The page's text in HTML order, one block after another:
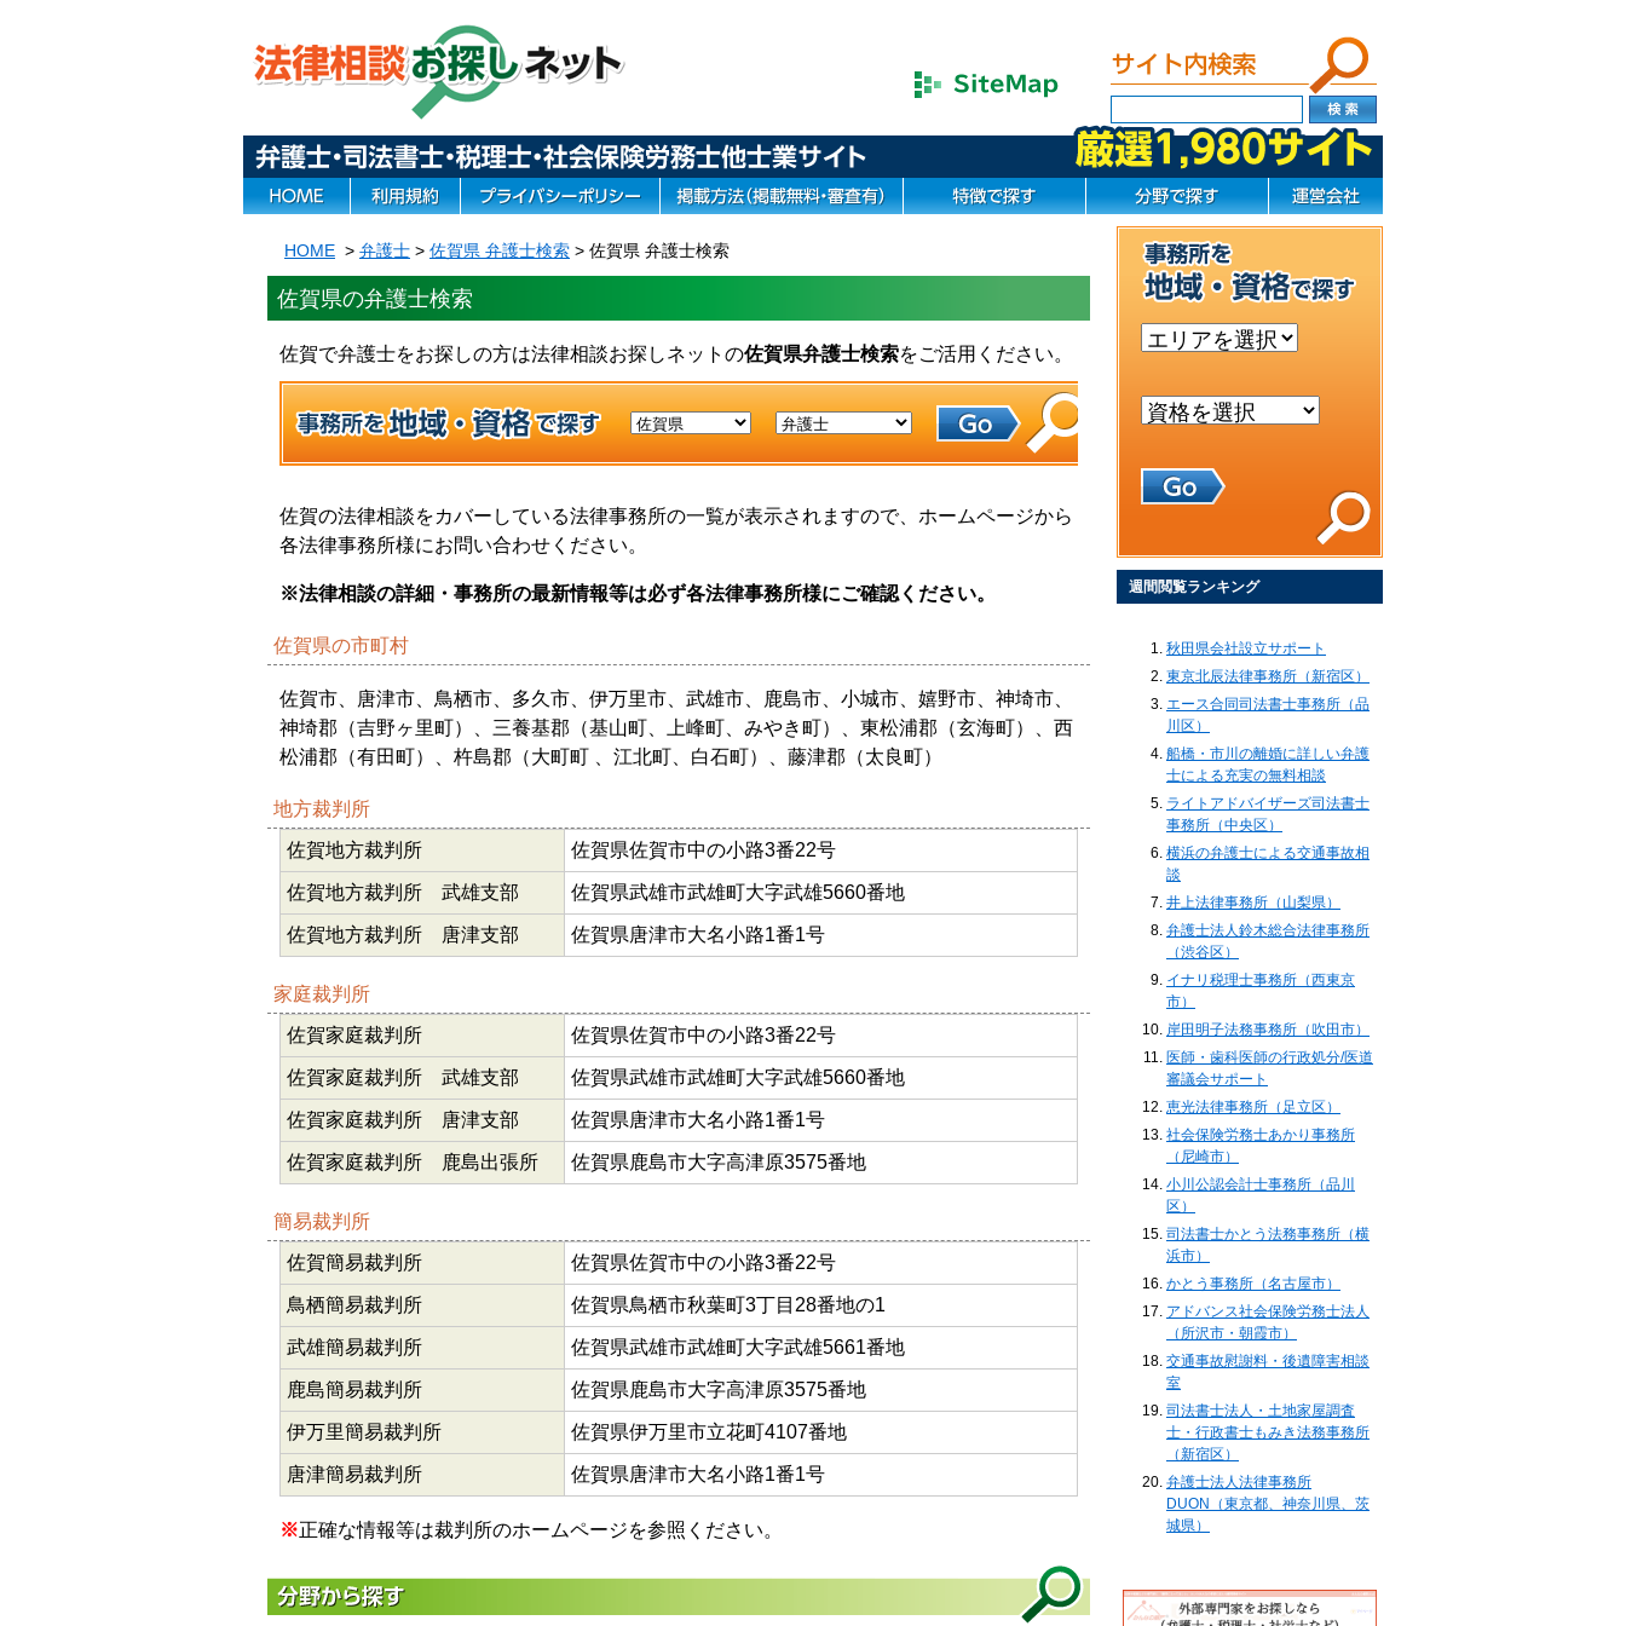
HOME > 弁護士 > 佐賀県 弁護士検索 > 佐賀県 弁護士検索
佐賀県の弁護士検索
佐賀で弁護士をお探しの方は法律相談お探しネットの佐賀県弁護士検索をご活用ください。
佐賀の法律相談をカバーしている法律事務所の一覧が表示されますので、ホームページから
各法律事務所様にお問い合わせください。
※法律相談の詳細・事務所の最新情報等は必ず各法律事務所様にご確認ください。
佐賀県の市町村
佐賀市、唐津市、鳥栖市、多久市、伊万里市、武雄市、鹿島市、小城市、嬉野市、神埼市、
神埼郡（吉野ヶ里町）、三養基郡（基山町、上峰町、みやき町）、東松浦郡（玄海町）、西
松浦郡（有田町）、杵島郡（大町町 、江北町、白石町）、藤津郡（太良町）
地方裁判所
佐賀地方裁判所
佐賀県佐賀市中の小路3番22号
佐賀地方裁判所 武雄支部 佐賀県武雄市武雄町大字武雄5660番地
佐賀地方裁判所 唐津支部 佐賀県唐津市大名小路1番1号
家庭裁判所
佐賀家庭裁判所
佐賀県佐賀市中の小路3番22号
佐賀家庭裁判所 武雄支部 佐賀県武雄市武雄町大字武雄5660番地
佐賀家庭裁判所 唐津支部 佐賀県唐津市大名小路1番1号
佐賀家庭裁判所 鹿島出張所 佐賀県鹿島市大字高津原3575番地
簡易裁判所
佐賀簡易裁判所
佐賀県佐賀市中の小路3番22号
鳥栖簡易裁判所 佐賀県鳥栖市秋葉町3丁目28番地の1
武雄簡易裁判所 佐賀県武雄市武雄町大字武雄5661番地
鹿島簡易裁判所 佐賀県鹿島市大字高津原3575番地
伊万里簡易裁判所 佐賀県伊万里市立花町4107番地
唐津簡易裁判所 佐賀県唐津市大名小路1番1号
※正確な情報等は裁判所のホームページを参照ください。
週間閲覧ランキング
秋田県会社設立サポート
東京北辰法律事務所（新宿区）
エース合同司法書士事務所（品
川区）
船橋・市川の離婚に詳しい弁護
士による充実の無料相談
ライトアドバイザーズ司法書士
事務所（中央区）
横浜の弁護士による交通事故相
談
井上法律事務所（山梨県）
弁護士法人鈴木総合法律事務所
（渋谷区）
イナリ税理士事務所（西東京
市）
岸田明子法務事務所（吹田市）
医師・歯科医師の行政処分/医道
審議会サポート
恵光法律事務所（足立区）
社会保険労務士あかり事務所
（尼崎市）
小川公認会計士事務所（品川
区）
司法書士かとう法務事務所（横
浜市）
かとう事務所（名古屋市）
アドバンス社会保険労務士法人
（所沢市・朝霞市）
交通事故慰謝料・後遺障害相談
室
司法書士法人・土地家屋調査
士・行政書士もみき法務事務所
（新宿区）
弁護士法人法律事務所
DUON（東京都、神奈川県、茨
城県）